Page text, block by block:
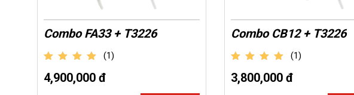
Combo FA33 + T3226
(1)
4,900,000 đ
Combo CB12 + T3226
(1)
3,800,000 đ